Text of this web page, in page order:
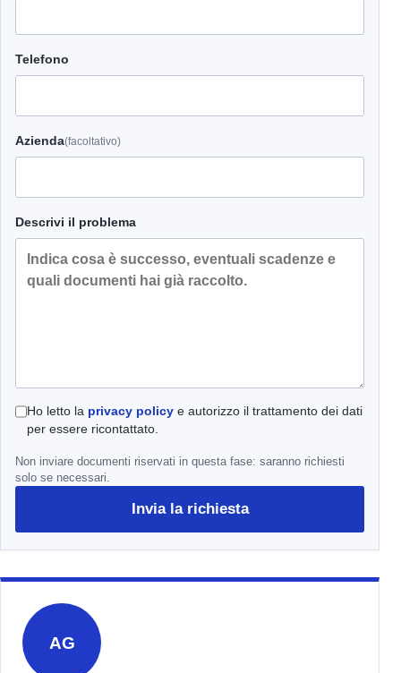
Telefono
Azienda(facoltativo)
Descrivi il problema
Ho letto la privacy policye autorizzo il trattamento dei dati
per essere ricontattato.
Non inviare documenti riservati in questa fase: saranno richiesti
solo se necessari.
Invia la richiesta
AG